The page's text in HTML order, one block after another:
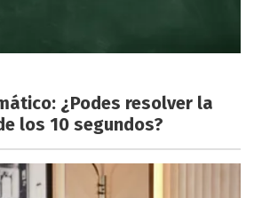
¿Podes resolver la
los 10 segundos?